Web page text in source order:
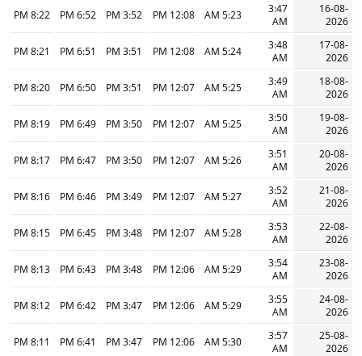
16-08-
2026
3:47
AM
5:23 AM
12:08 PM
3:52 PM
6:52 PM
8:22 PM
17-08-
2026
3:48
AM
5:24 AM
12:08 PM
3:51 PM
6:51 PM
8:21 PM
18-08-
2026
3:49
AM
5:25 AM
12:07 PM
3:51 PM
6:50 PM
8:20 PM
19-08-
2026
3:50
AM
5:25 AM
12:07 PM
3:50 PM
6:49 PM
8:19 PM
20-08-
2026
3:51
AM
5:26 AM
12:07 PM
3:50 PM
6:47 PM
8:17 PM
21-08-
2026
3:52
AM
5:27 AM
12:07 PM
3:49 PM
6:46 PM
8:16 PM
22-08-
2026
3:53
AM
5:28 AM
12:07 PM
3:48 PM
6:45 PM
8:15 PM
23-08-
2026
3:54
AM
5:29 AM
12:06 PM
3:48 PM
6:43 PM
8:13 PM
24-08-
2026
3:55
AM
5:29 AM
12:06 PM
3:47 PM
6:42 PM
8:12 PM
25-08-
2026
3:57
AM
5:30 AM
12:06 PM
3:47 PM
6:41 PM
8:11 PM